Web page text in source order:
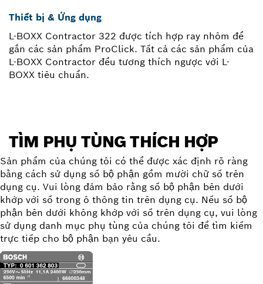
Thiết bị & Ứng dụng
L-BOXX Contractor 322 được tích hợp ray nhôm để
gắn các sản phẩm ProClick. Tất cả các sản phẩm của
L-BOXX Contractor đều tương thích ngược với L-
BOXX tiêu chuẩn.
TÌM PHỤ TÙNG THÍCH HỢP
Sản phẩm của chúng tôi có thể được xác định rõ ràng
bằng cách sử dụng số bộ phận gồm mười chữ số trên
dụng cụ. Vui lòng đảm bảo rằng số bộ phận bên dưới
khớp với số trong ô thông tin trên dụng cụ. Nếu số bộ
phận bên dưới không khớp với số trên dụng cụ, vui lòng
sử dụng danh mục phụ tùng của chúng tôi để tìm kiếm
trực tiếp cho bộ phận bạn yêu cầu.